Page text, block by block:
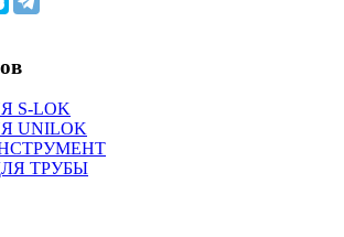
S-LOK
UNILOK
ТРУБЫ